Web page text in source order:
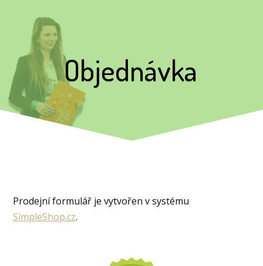
Objednávka
Prodejní formulář je vytvořen v systému
SimpleShop.cz.